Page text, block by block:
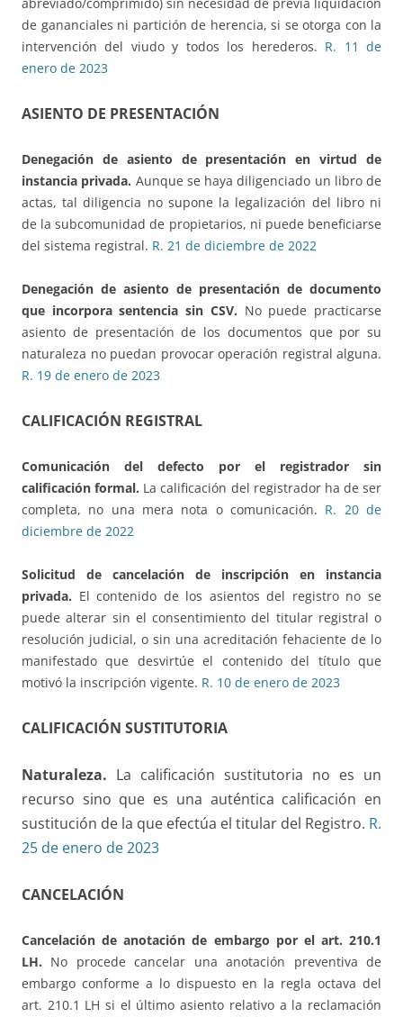
abreviado/comprimido) sin necesidad de previa liquidación
de gananciales ni partición de herencia, si se otorga con la
intervención del viudo y todos los herederos. R. 11 de
enero de 2023
ASIENTO DE PRESENTACIÓN
Denegación de asiento de presentación en virtud de
instancia privada. Aunque se haya diligenciado un libro de
actas, tal diligencia no supone la legalización del libro ni
de la subcomunidad de propietarios, ni puede beneficiarse
del sistema registral. R. 21 de diciembre de 2022
Denegación de asiento de presentación de documento
que incorpora sentencia sin CSV. No puede practicarse
asiento de presentación de los documentos que por su
naturaleza no puedan provocar operación registral alguna.
R. 19 de enero de 2023
CALIFICACIÓN REGISTRAL
Comunicación del defecto por el registrador sin
calificación formal. La calificación del registrador ha de ser
completa, no una mera nota o comunicación. R. 20 de
diciembre de 2022
Solicitud de cancelación de inscripción en instancia
privada. El contenido de los asientos del registro no se
puede alterar sin el consentimiento del titular registral o
resolución judicial, o sin una acreditación fehaciente de lo
manifestado que desvirtúe el contenido del título que
motivó la inscripción vigente. R. 10 de enero de 2023
CALIFICACIÓN SUSTITUTORIA
Naturaleza. La calificación sustitutoria no es un
recurso sino que es una auténtica calificación en
sustitución de la que efectúa el titular del Registro. R.
25 de enero de 2023
CANCELACIÓN
Cancelación de anotación de embargo por el art. 210.1
LH. No procede cancelar una anotación preventiva de
embargo conforme a lo dispuesto en la regla octava del
art. 210.1 LH si el último asiento relativo a la reclamación